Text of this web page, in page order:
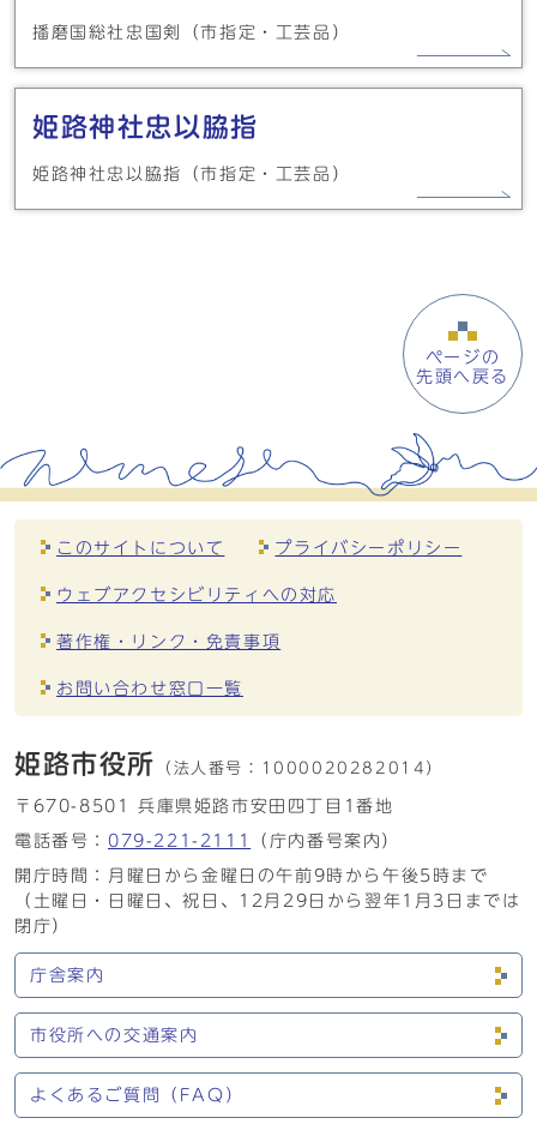
播磨国総社忠国剣（市指定・工芸品）
姫路神社忠以脇指
姫路神社忠以脇指（市指定・工芸品）
ページの
先頭へ戻る
このサイトについて プライバシーポリシー
ウェブアクセシビリティへの対応
著作権・リンク・免責事項
お問い合わせ窓口一覧
姫路市役所 （法人番号： 1000020282014）
〒670-8501 兵庫県姫路市安田四丁目1番地
電話番号： 079-221-2111
（庁内番号案内）
開庁時間：月曜日から金曜日の午前9時から午後5時まで
（土曜日・日曜日、祝日、12月29日から翌年1月3日までは
閉庁）
庁舎案内
市役所への交通案内
よくあるご質問（FAQ）